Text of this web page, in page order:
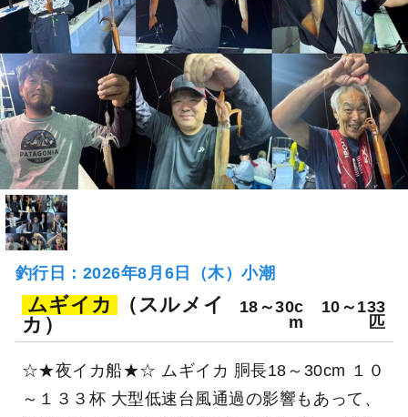
釣行日：2026年8月6日（木）小潮
ムギイカ
（スルメイ
カ）
18～30c
m
10～133
匹
☆★夜イカ船★☆ ムギイカ 胴長18～30cm １０
～１３３杯 大型低速台風通過の影響もあって、